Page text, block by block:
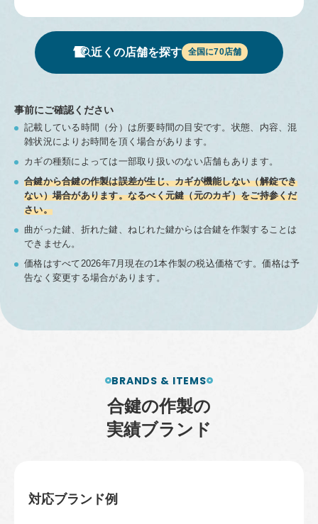
近くの店舗を探す 全国に70店舗
事前にご確認ください
記載している時間（分）は所要時間の目安です。状態、内容、混
雑状況によりお時間を頂く場合があります。
カギの種類によっては一部取り扱いのない店舗もあります。
合鍵から合鍵の作製は誤差が生じ、カギが機能しない（解錠でき
ない）場合があります。なるべく元鍵（元のカギ）をご持参くだ
さい。
曲がった鍵、折れた鍵、ねじれた鍵からは合鍵を作製することは
できません。
価格はすべて2026年7月現在の1本作製の税込価格です。価格は予
告なく変更する場合があります。
BRANDS & ITEMS
合鍵の作製の
実績ブラ ン ド
対応ブランド例